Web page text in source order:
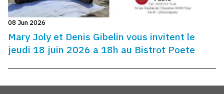
08 Jun 2026
Mary Joly et Denis Gibelin vous invitent le
jeudi 18 juin 2026 a 18h au Bistrot Poete